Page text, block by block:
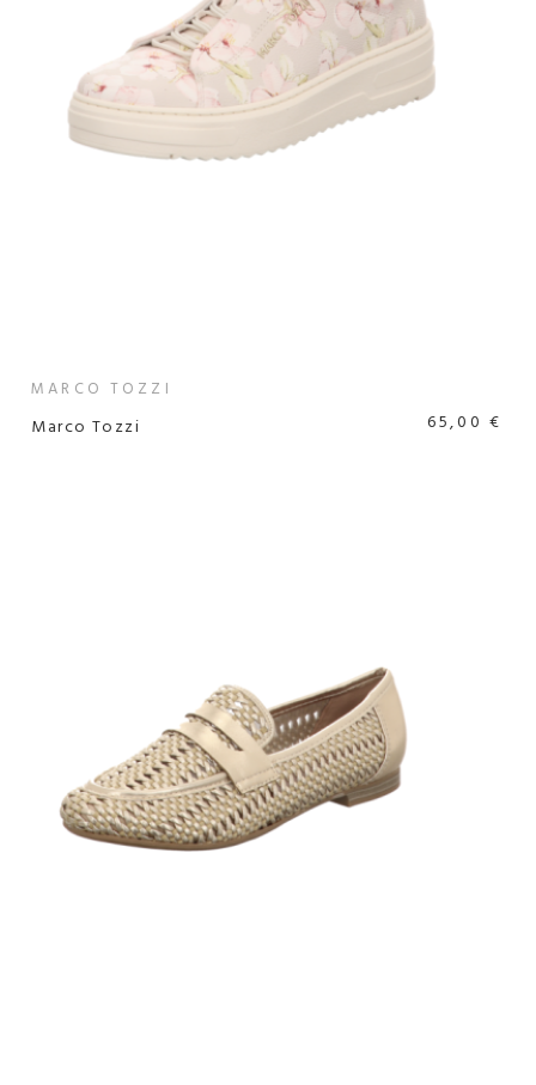
MARCO TOZZI
Marco Tozzi 65,00 €